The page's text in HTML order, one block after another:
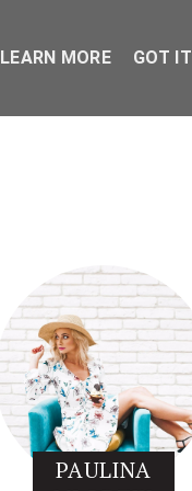
PAULINA
LEARN MORE GOT IT